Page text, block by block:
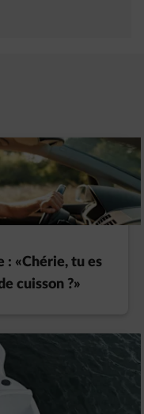
: «Chérie, tu es
cuisson ?»